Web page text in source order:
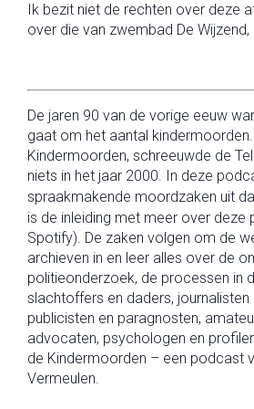
Ik bezit niet de rechten over deze
over die van zwembad De Wijzend,
De jaren 90 van de vorige eeuw
gaat om het aantal
Kindermoorden, schreeuwde de
niets in het jaar 2000. In deze
spraakmakende moordzaken uit
is de inleiding met meer over deze
Spotify). De zaken volgen om de
archieven in en leer alles over de
politieonderzoek, de processen in
slachtoffers en daders, journalisten
publicisten en paragnosten,
advocaten, psychologen en
de Kindermoorden – een podcast
Vermeulen.